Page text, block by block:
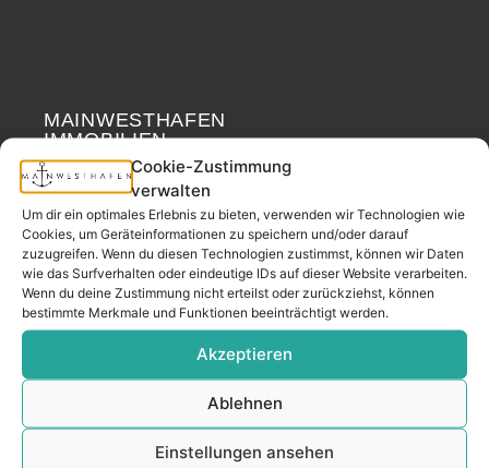
Cookie-Zustimmung
verwalten
Um dir ein optimales Erlebnis zu bieten, verwenden wir Technologien wie
Cookies, um Geräteinformationen zu speichern und/oder darauf
zuzugreifen. Wenn du diesen Technologien zustimmst, können wir Daten
wie das Surfverhalten oder eindeutige IDs auf dieser Website verarbeiten.
Wenn du deine Zustimmung nicht erteilst oder zurückziehst, können
bestimmte Merkmale und Funktionen beeinträchtigt werden.
Akzeptieren
Ablehnen
Einstellungen ansehen
MAINWESTHAFEN
IMMOBILIEN
Ihr Immobilienpartner
aus der
Nachbarschaft.
– seit 2017.
Adresse
Mainwesthafen Immobilien Speicherstraße 5